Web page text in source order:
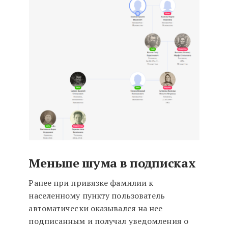
Меньше шума в подписках
Ранее при привязке фамилии к
населенному пункту пользователь
автоматически оказывался на нее
подписанным и получал уведомления о